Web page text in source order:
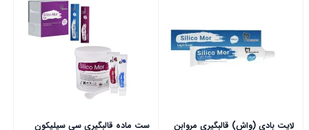
لایت بادی (واش) قالبگیری مروابن
ست ماده قالبگیری سی سیلیکون